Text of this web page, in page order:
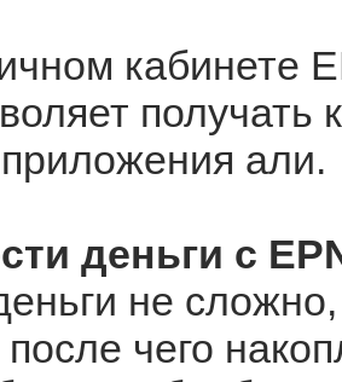
кабинете
приложения али.
деньги c
не
после чего